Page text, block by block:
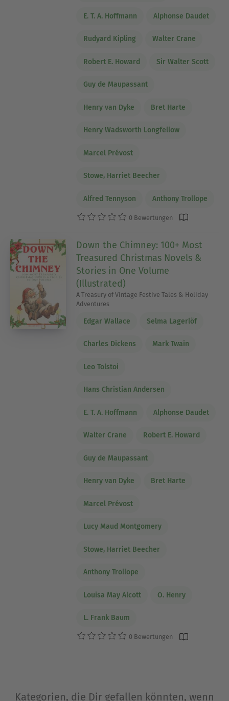
E. T. A. Hoffmann Alphonse Daudet
Rudyard Kipling Walter Crane
Robert E. Howard Sir Walter Scott
Guy de Maupassant
Henry van Dyke Bret Harte
Henry Wadsworth Longfellow
Marcel Prévost
Stowe, Harriet Beecher
Alfred Tennyson Anthony Trollope
0 Bewertungen
Down the Chimney: 100+ Most
Treasured Christmas Novels &
Stories in One Volume
(Illustrated)
A Treasury of Vintage Festive Tales & Holiday
Adventures
Edgar Wallace Selma Lagerlöf
Charles Dickens Mark Twain
Leo Tolstoi
Hans Christian Andersen
E. T. A. Hoffmann Alphonse Daudet
Walter Crane Robert E. Howard
Guy de Maupassant
Henry van Dyke Bret Harte
Marcel Prévost
Lucy Maud Montgomery
Stowe, Harriet Beecher
Anthony Trollope
Louisa May Alcott O. Henry
L. Frank Baum
0 Bewertungen
Kategorien, die Dir gefallen könnten, wenn